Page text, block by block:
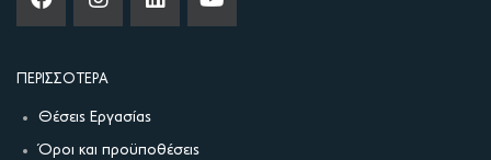
ΠΕΡΙΣΣΌΤΕΡΑ
Θέσεις Εργασίας
Όροι και προϋποθέσεις